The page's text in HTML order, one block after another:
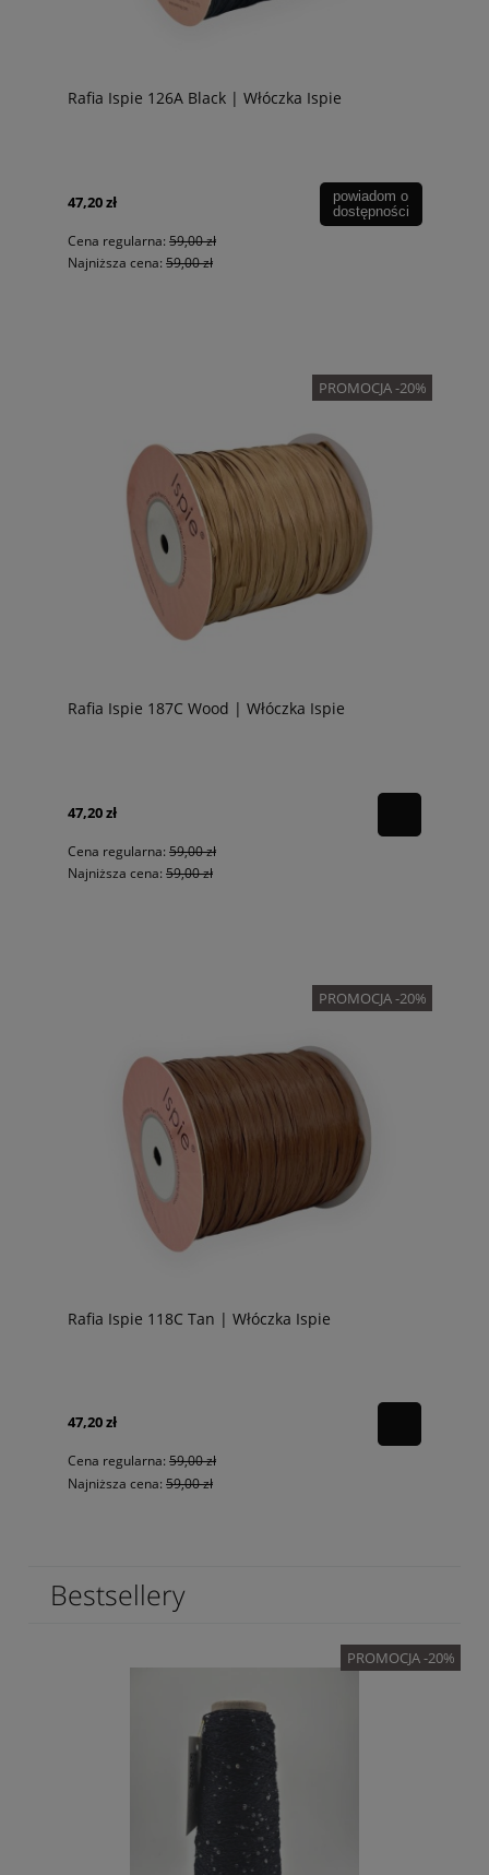
Rafia Ispie 126A Black | Włóczka Ispie
47,20 zł
Cena regularna: 59,00 zł
Najniższa cena: 59,00 zł
powiadom o
dostępności
PROMOCJA -20%
Rafia Ispie 187C Wood | Włóczka Ispie
47,20 zł
Cena regularna: 59,00 zł
Najniższa cena: 59,00 zł
PROMOCJA -20%
Rafia Ispie 118C Tan | Włóczka Ispie
47,20 zł
Cena regularna: 59,00 zł
Najniższa cena: 59,00 zł
Bestsellery
PROMOCJA -20%